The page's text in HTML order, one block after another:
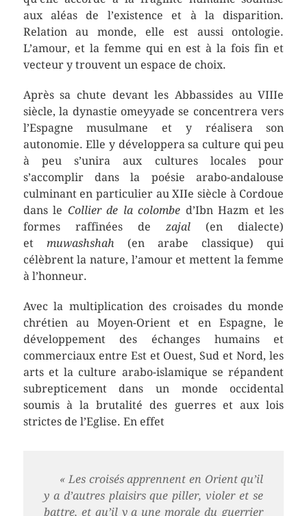
aux aléas de l’existence et à la disparition.
Relation au monde, elle est aussi ontologie.
L’amour, et la femme qui en est à la fois fin et
vecteur y trouvent un espace de choix.
Après sa chute devant les Abbassides au VIIIe
siècle, la dynastie omeyyade se concentrera vers
l’Espagne musulmane et y réalisera son
autonomie. Elle y développera sa culture qui peu
à peu s’unira aux cultures locales pour
s’accomplir dans la poésie arabo-andalouse
culminant en particulier au XIIe siècle à Cordoue
dans le Collier de la colombe d’Ibn Hazm et les
formes raffinées dezajal (en dialecte)
et muwashshah (en arabe classique) qui
célèbrent la nature, l’amour et mettent la femme
à l’honneur.
Avec la multiplication des croisades du monde
chrétien au Moyen-Orient et en Espagne, le
développement des échanges humains et
commerciaux entre Est et Ouest, Sud et Nord, les
arts et la culture arabo-islamique se répandent
subrepticement dans un monde occidental
soumis à la brutalité des guerres et aux lois
strictes de l’Eglise. En effet
« Les croisés apprennent en Orient qu’il
y a d’autres plaisirs que piller, violer et se
battre, et qu’il y a une morale du guerrier